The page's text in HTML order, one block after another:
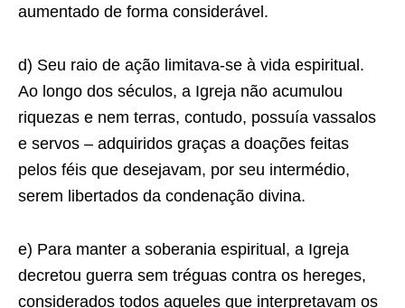
aumentado de forma considerável.
d) Seu raio de ação limitava-se à vida espiritual.
Ao longo dos séculos, a Igreja não acumulou
riquezas e nem terras, contudo, possuía vassalos
e servos – adquiridos graças a doações feitas
pelos féis que desejavam, por seu intermédio,
serem libertados da condenação divina.
e) Para manter a soberania espiritual, a Igreja
decretou guerra sem tréguas contra os hereges,
considerados todos aqueles que interpretavam os